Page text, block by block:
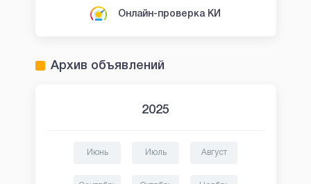
Онлайн-проверка КИ
Архив объявлений
2025
Июнь Июль Август